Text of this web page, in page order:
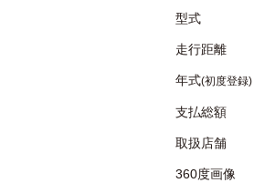
型式
走行距離
年式(初度登録)
支払総額
取扱店舗
360度画像